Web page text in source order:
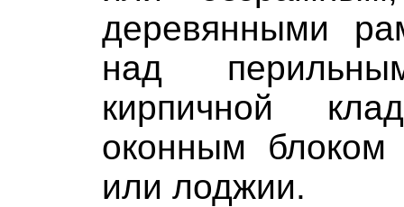
деревянными
над
кирпичной
оконным
или лоджии.